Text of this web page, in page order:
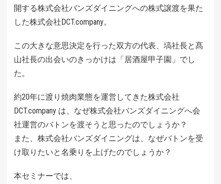
開する株式会社バンズダイニングへの株式譲渡を果た
した株式会社DCT.company。
この大きな意思決定を行った双方の代表、塙社長と髙
山社長の出会いのきっかけは「居酒屋甲子園」でし
た。
約20年に渡り焼肉業態を運営してきた株式会社
DCT.company は、なぜ株式会社バンズダイニングへ会
社運営のバトンを渡そうと思ったのでしょうか？
また、株式会社バンズダイニングは、なぜバトンを受
け取りたいと名乗りを上げたのでしょうか？
本セミナーでは、